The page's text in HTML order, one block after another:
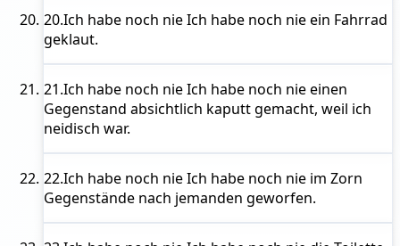
20.Ich habe noch nieIch habe noch nie ein Fahrrad
geklaut.
21.Ich habe noch nieIch habe noch nie einen
Gegenstand absichtlich kaputt gemacht, weil ich
neidisch war.
22.Ich habe noch nieIch habe noch nie im Zorn
Gegenstände nach jemanden geworfen.